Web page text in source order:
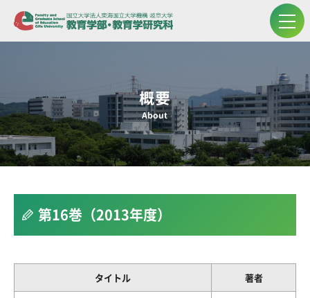
概要
About
第16巻（2013年度）
タイトル 著者